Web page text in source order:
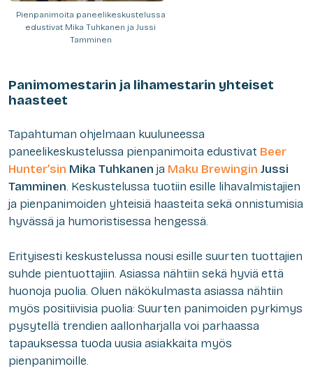
Pienpanimoita paneelikeskustelussa
edustivat Mika Tuhkanen ja Jussi
Tamminen
Panimomestarin ja lihamestarin yhteiset
haasteet
Tapahtuman ohjelmaan kuuluneessa
paneelikeskustelussa pienpanimoita edustivat Beer
Hunter’sin Mika Tuhkanen ja Maku Brewingin Jussi
Tamminen. Keskustelussa tuotiin esille lihavalmistajien
ja pienpanimoiden yhteisiä haasteita sekä onnistumisia
hyvässä ja humoristisessa hengessä.
Erityisesti keskustelussa nousi esille suurten tuottajien
suhde pientuottajiin. Asiassa nähtiin sekä hyviä että
huonoja puolia. Oluen näkökulmasta asiassa nähtiin
myös positiivisia puolia: Suurten panimoiden pyrkimys
pysytellä trendien aallonharjalla voi parhaassa
tapauksessa tuoda uusia asiakkaita myös
pienpanimoille.